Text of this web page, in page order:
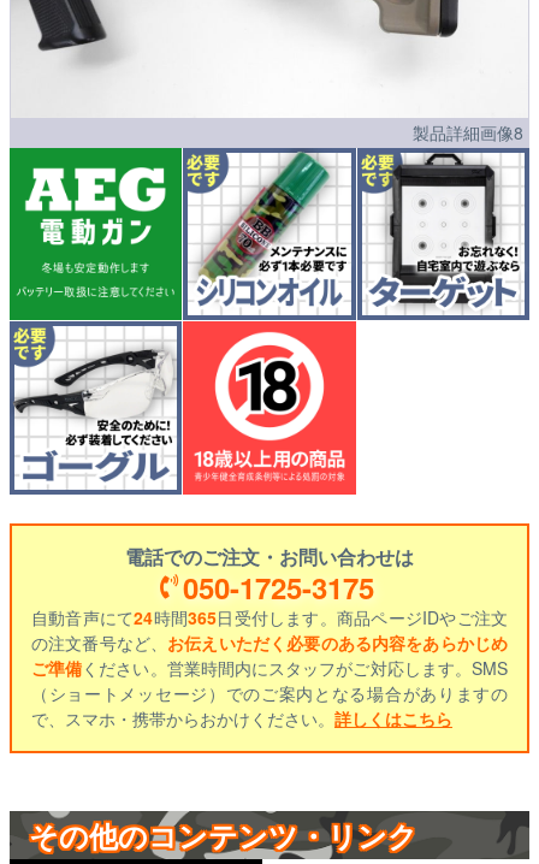
製品詳細画像8
電話でのご注文・お問い合わせは
050-1725-3175
自動音声にて24時間365日受付します。商品ページIDやご注文
の注文番号など、 お伝えいただく必要のある内容をあらかじめ
ご準備ください。営業時間内にスタッフがご対応します。SMS
（ショートメッセージ）でのご案内となる場合がありますの
で、スマホ・携帯からおかけください。 詳しくはこちら
その他のコンテンツ・リンク